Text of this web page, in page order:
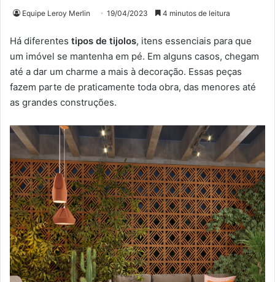
Equipe Leroy Merlin 19/04/2023 4 minutos de leitura
Há diferentes tipos de tijolos, itens essenciais para que
um imóvel se mantenha em pé. Em alguns casos, chegam
até a dar um charme a mais à decoração. Essas peças
fazem parte de praticamente toda obra, das menores até
as grandes construções.